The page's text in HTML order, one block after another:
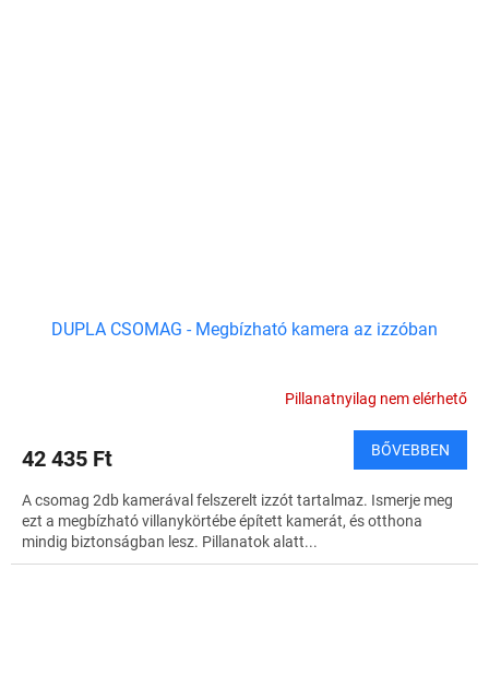
DUPLA CSOMAG - Megbízható kamera az izzóban
Pillanatnyilag nem elérhető
42 435 Ft BŐVEBBEN
A csomag 2db kamerával felszerelt izzót tartalmaz. Ismerje meg
ezt a megbízható villanykörtébe épített kamerát, és otthona
mindig biztonságban lesz. Pillanatok alatt...